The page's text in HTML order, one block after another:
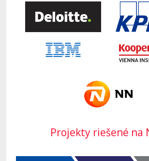
Projekty riešené na